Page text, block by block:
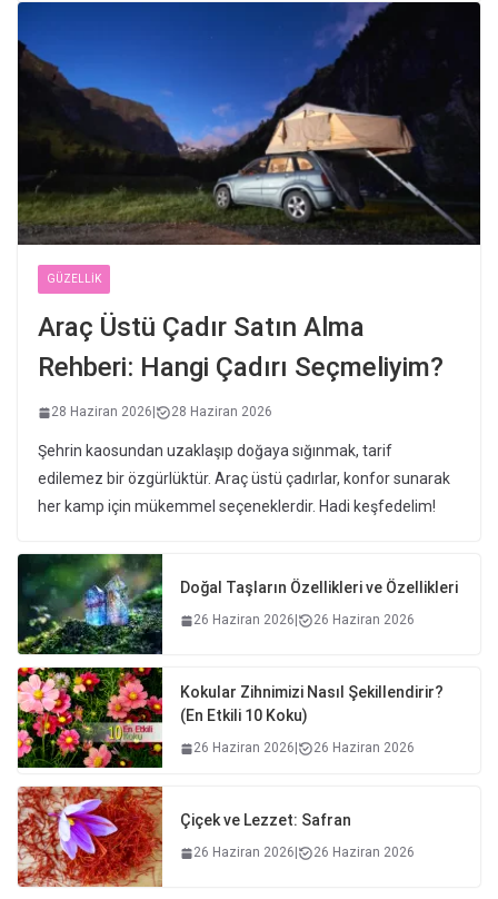
GÜZELLIK
Araç Üstü Çadır Satın Alma
Rehberi: Hangi Çadırı Seçmeliyim?
28 Haziran 2026 28 Haziran 2026
Şehrin kaosundan uzaklaşıp doğaya sığınmak, tarif
edilemez bir özgürlüktür. Araç üstü çadırlar, konfor sunarak
her kamp için mükemmel seçeneklerdir. Hadi keşfedelim!
Doğal Taşların Özellikleri ve Özellikleri
26 Haziran 2026 26 Haziran 2026
Kokular Zihnimizi Nasıl Şekillendirir?
(En Etkili 10 Koku)
26 Haziran 2026 26 Haziran 2026
Çiçek ve Lezzet: Safran
26 Haziran 2026 26 Haziran 2026